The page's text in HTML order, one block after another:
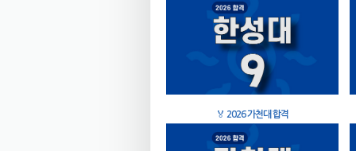
🏅 2026 가천대 합격